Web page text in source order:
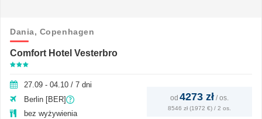
Dania, Copenhagen
Comfort Hotel Vesterbro
27.09 - 04.10 / 7 dni
Berlin [BER]
bez wyżywienia
od 4273 zł / os.
8546 zł (1972 €) / 2 os.